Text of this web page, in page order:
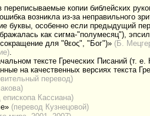
копии библейских
возникла из-за неправильного
буквы, особенно если предыдущий
как сигма-"полумесяц"),
для "θεος", "Бог")» (Б.
.
тексте Греческих Писаний (т.
на качественных версиях текста
перевод)
епископа Кассиана)
(перевод Кузнецовой)